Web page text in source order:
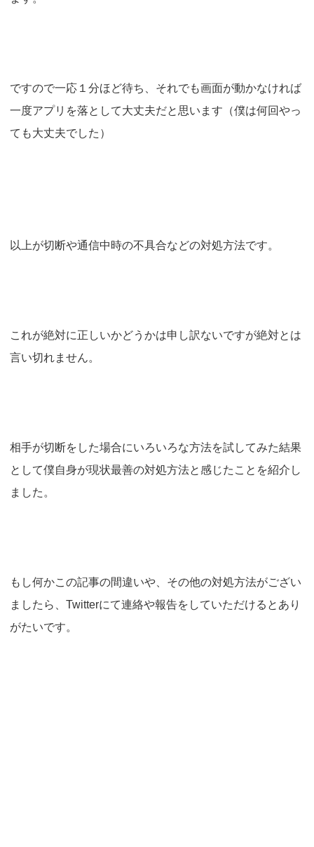
ですので一応１分ほど待ち、それでも画面が動かなければ
一度アプリを落として大丈夫だと思います（僕は何回やっ
ても大丈夫でした）
以上が切断や通信中時の不具合などの対処方法です。
これが絶対に正しいかどうかは申し訳ないですが絶対とは
言い切れません。
相手が切断をした場合にいろいろな方法を試してみた結果
として僕自身が現状最善の対処方法と感じたことを紹介し
ました。
もし何かこの記事の間違いや、その他の対処方法がござい
ましたら、Twitterにて連絡や報告をしていただけるとあり
がたいです。